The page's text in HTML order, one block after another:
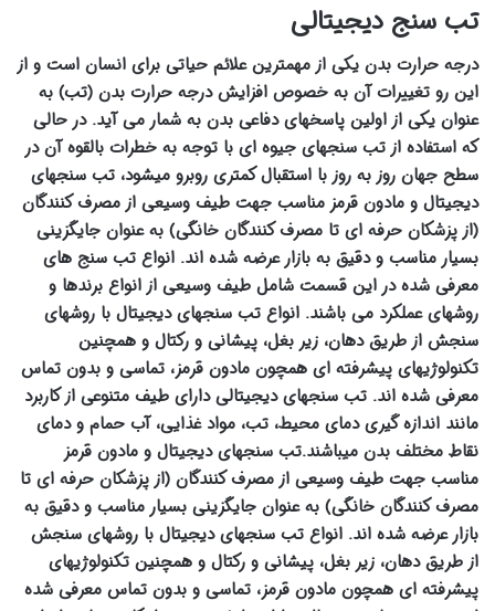
تب سنج دیجیتالی
درجه حرارت بدن یکی از مهمترین علائم حیاتی برای انسان است و از
این رو تغییرات آن به خصوص افزایش درجه حرارت بدن (تب) به
عنوان یکی از اولین پاسخهای دفاعی بدن به شمار می آید. در حالی
که استفاده از تب سنجهای جیوه ای با توجه به خطرات بالقوه آن در
سطح جهان روز به روز با استقبال کمتری روبرو میشود، تب سنجهای
دیجیتال و مادون قرمز مناسب جهت طیف وسیعی از مصرف کنندگان
(از پزشکان حرفه ای تا مصرف کنندگان خانگی) به عنوان جایگزینی
بسیار مناسب و دقیق به بازار عرضه شده اند. انواع تب سنج های
معرفی شده در این قسمت شامل طیف وسیعی از انواع برندها و
روشهای عملکرد می باشند. انواع تب سنجهای دیجیتال با روشهای
سنجش از طریق دهان، زیر بغل، پیشانی و رکتال و همچنین
تکنولوژیهای پیشرفته ای همچون مادون قرمز، تماسی و بدون تماس
معرفی شده اند. تب سنجهای دیجیتالی دارای طیف متنوعی از کاربرد
مانند اندازه گیری دمای محیط، تب، مواد غذایی، آب حمام و دمای
نقاط مختلف بدن میباشند.تب سنجهای دیجیتال و مادون قرمز
مناسب جهت طیف وسیعی از مصرف کنندگان (از پزشکان حرفه ای تا
مصرف کنندگان خانگی) به عنوان جایگزینی بسیار مناسب و دقیق به
بازار عرضه شده اند. انواع تب سنجهای دیجیتال با روشهای سنجش
از طریق دهان، زیر بغل، پیشانی و رکتال و همچنین تکنولوژیهای
پیشرفته ای همچون مادون قرمز، تماسی و بدون تماس معرفی شده